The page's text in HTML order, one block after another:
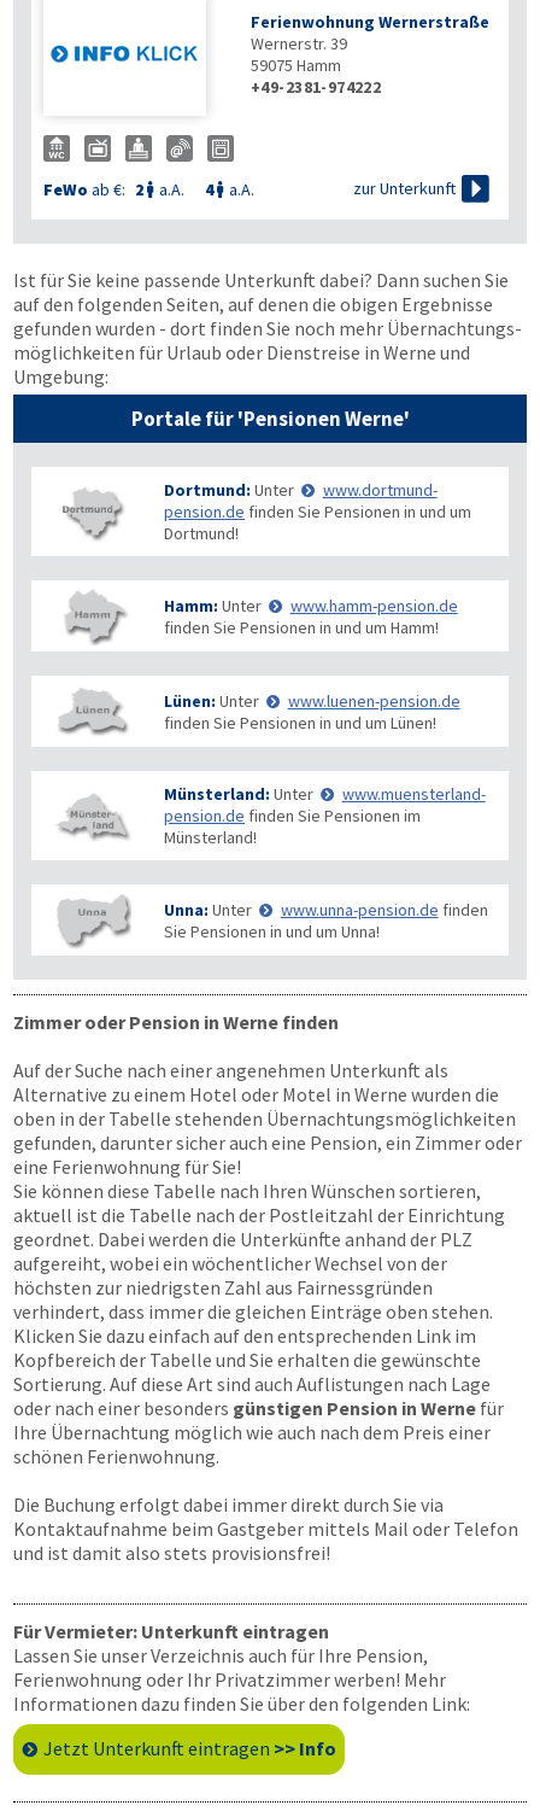
Ferienwohnung Wernerstraße
Wernerstr. 39
59075 Hamm
+49-2381-974222
FeWo ab €: 2  a.A. 4 a.A. zur Unterkunft 
Ist für Sie keine passende Unterkunft dabei? Dann suchen Sie
auf den folgenden Seiten, auf denen die obigen Ergebnisse
gefunden wurden - dort finden Sie noch mehr Übernachtungs­
möglichkeiten für Urlaub oder Dienstreise in Werne und
Umgebung:
Portale für 'Pensionen Werne'
Dortmund: Unter
www.dortmund-
pension.de finden Sie Pensionen in und um
Dortmund!
Hamm: Unter
www.hamm-pension.de
finden Sie Pensionen in und um Hamm!
Lünen: Unter
www.luenen-pension.de
finden Sie Pensionen in und um Lünen!
Münsterland: Unter
www.muensterland-
pension.de finden Sie Pensionen im
Münsterland!
Unna: Unter www.unna-pension.de finden
Sie Pensionen in und um Unna!
Zimmer oder Pension in Werne finden
Auf der Suche nach einer angenehmen Unterkunft als
Alternative zu einem Hotel oder Motel in Werne wurden die
oben in der Tabelle stehenden Übernachtungs­möglichkeiten
gefunden, darunter sicher auch eine Pension, ein Zimmer oder
eine Ferienwohnung für Sie!
Sie können diese Tabelle nach Ihren Wünschen sortieren,
aktuell ist die Tabelle nach der Postleitzahl der Einrichtung
geordnet. Dabei werden die Unterkünfte anhand der PLZ
aufgereiht, wobei ein wöchentlicher Wechsel von der
höchsten zur niedrigsten Zahl aus Fairnessgründen
verhindert, dass immer die gleichen Einträge oben stehen.
Klicken Sie dazu einfach auf den entsprechenden Link im
Kopfbereich der Tabelle und Sie erhalten die gewünschte
Sortierung. Auf diese Art sind auch Auflistungen nach Lage
oder nach einer besonders günstigen Pension in Werne für
Ihre Übernachtung möglich wie auch nach dem Preis einer
schönen Ferienwohnung.
Die Buchung erfolgt dabei immer direkt durch Sie via
Kontaktaufnahme beim Gastgeber mittels Mail oder Telefon
und ist damit also stets provisionsfrei!
Für Vermieter: Unterkunft eintragen
Lassen Sie unser Verzeichnis auch für Ihre Pension,
Ferienwohnung oder Ihr Privatzimmer werben! Mehr
Informationen dazu finden Sie über den folgenden Link:
Jetzt Unterkunft eintragen >> Info